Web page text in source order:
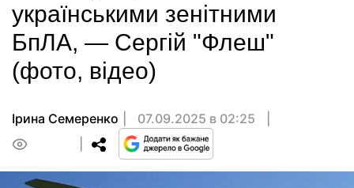
українськими зенітними
БпЛА, — Сергій "Флеш"
(фото, відео)
Ірина Семеренко
07.09.2025 в 02:25